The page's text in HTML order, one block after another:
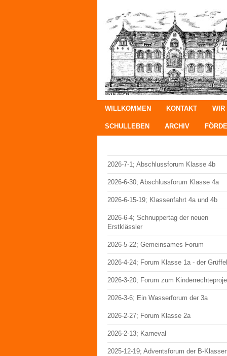
WILLKOMMEN KONTAKT WIR
SCHULLEBEN ARCHIV
2026-7-1; Abschlussforum Klasse 4b
2026-6-30; Abschlussforum Klasse 4a
2026-6-15-19; Klassenfahrt 4a und 4b
2026-6-4; Schnuppertag der neuen
Erstklässler
2026-5-22; Gemeinsames Forum
2026-4-24; Forum Klasse 1a - der
2026-3-20; Forum zum
2026-3-6; Ein Wasserforum der 3a
2026-2-27; Forum Klasse 2a
2026-2-13; Karneval
2025-12-19; Adventsforum der B-